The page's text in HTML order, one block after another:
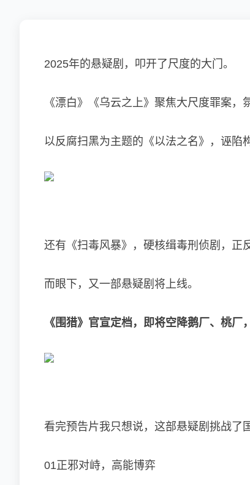
2025年的悬疑剧，叩开了尺度的大门。
《漂白》《乌云之上》聚焦大尺度罪案，
以反腐扫黑为主题的《以法之名》，诬陷
还有《扫毒风暴》，硬核缉毒刑侦剧，正
而眼下，又一部悬疑剧将上线。
《围猎》官宣定档，即将空降鹅厂、桃厂
看完预告片我只想说，这部悬疑剧挑战了
01正邪对峙，高能博弈